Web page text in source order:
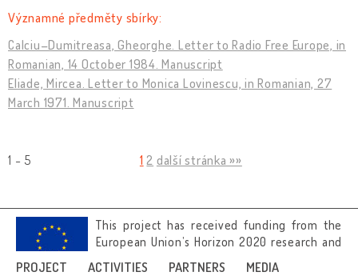
PROJECT ACTIVITIES PARTNERS MEDIA
Významné předměty sbírky:
Calciu–Dumitreasa, Gheorghe. Letter to Radio Free Europe, in
Romanian, 14 October 1984. Manuscript
Eliade, Mircea. Letter to Monica Lovinescu, in Romanian, 27
March 1971. Manuscript
1 - 5 1 2 další stránka »»
This project has received funding from the
European Union’s Horizon 2020 research and
innovation programme under grant
agreement No 692919.